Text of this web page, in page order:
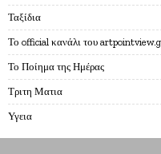
Ταξίδια
Το official κανάλι του
Το Ποίημα της Ημέρας
Τριτη Ματια
Υγεια